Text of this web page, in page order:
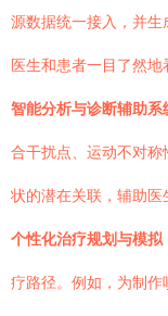
源数据统一接入，并
医生和患者一目了然地
智能分析与诊断辅助系
合干扰点、运动不对
状的潜在关联，辅助医
个性化治疗规划与模拟
疗路径。例如，为制